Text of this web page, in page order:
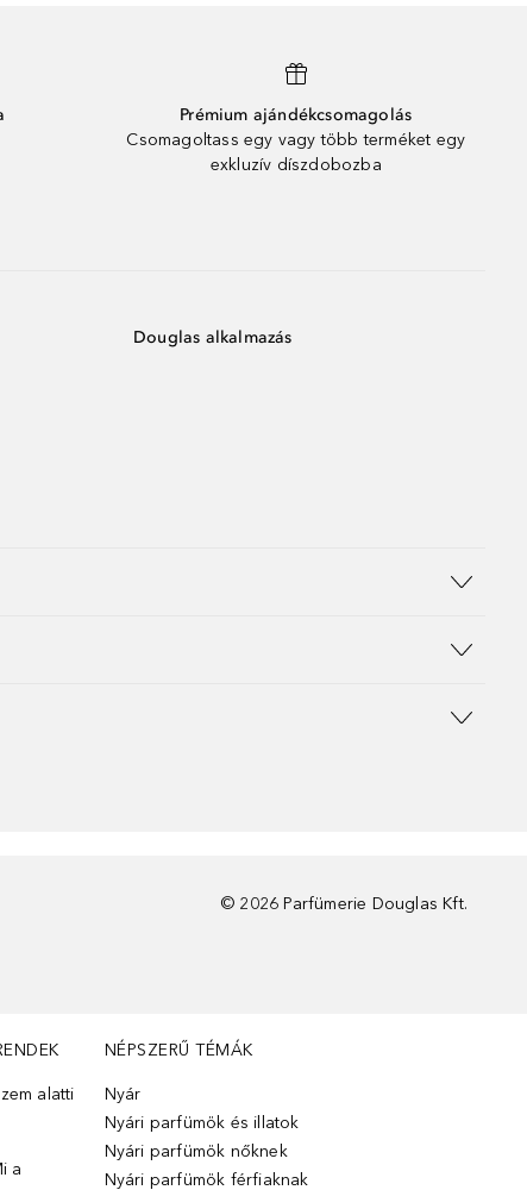
Prémium ajándékcsomagolás
Csomagoltass egy vagy több terméket egy
exkluzív díszdobozba
Douglas alkalmazás
© 2026 Parfümerie Douglas Kft.
alatti
a
NÉPSZERŰ TÉMÁK
Nyár
Nyári parfümök és illatok
Nyári parfümök nőknek
Nyári parfümök férfiaknak